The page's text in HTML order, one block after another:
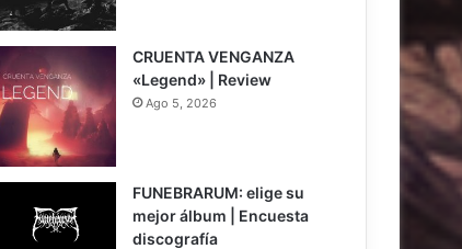
7
CRUENTA VENGANZA
«Legend» | Review
Ago 5, 2026
FUNEBRARUM: elige su
mejor álbum | Encuesta
discografía